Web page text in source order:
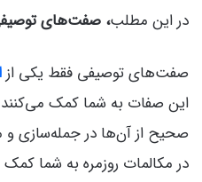
در این مطلب، صفت‌های
صفت‌های توصیفی فقط یکی از
این صفات به شما کمک می‌کنند
صحیح از آن‌ها در جمله‌سازی و
در مکالمات روزمره به شما